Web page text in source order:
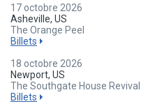
17 octobre 2026
Asheville, US
The Orange Peel
Billets
18 octobre 2026
Newport, US
The Southgate House Revival
Billets